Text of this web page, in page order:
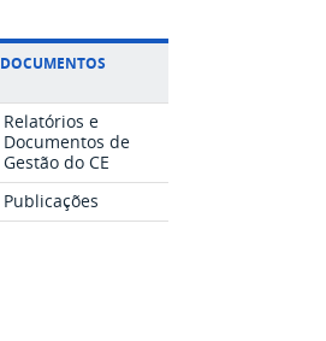
DOCUMENTOS
Relatórios e
Documentos de
Gestão do CE
Publicações